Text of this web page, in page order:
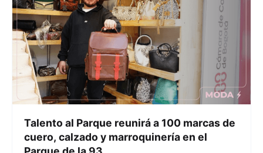
Talento al Parque reunirá a 100 marcas de
cuero, calzado y marroquinería en el